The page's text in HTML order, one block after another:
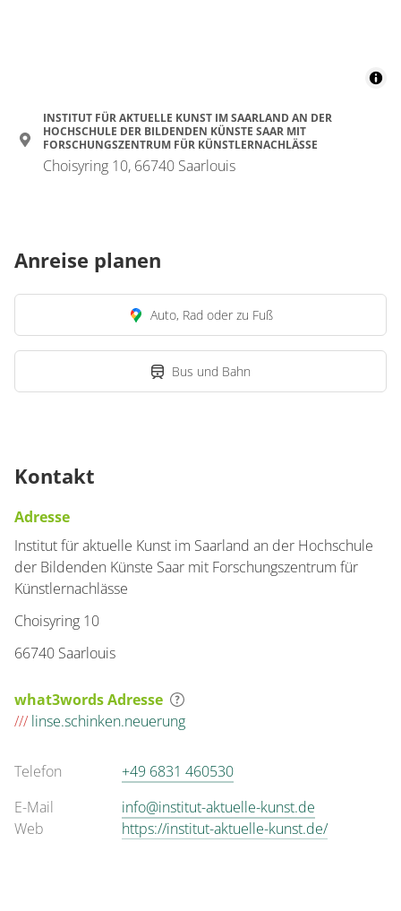
INSTITUT FÜR AKTUELLE KUNST IM SAARLAND AN DER
HOCHSCHULE DER BILDENDEN KÜNSTE SAAR MIT
FORSCHUNGSZENTRUM FÜR KÜNSTLERNACHLÄSSE
Choisyring 10, 66740 Saarlouis
Anreise planen
Auto, Rad oder zu Fuß
Bus und Bahn
Kontakt
Adresse
Institut für aktuelle Kunst im Saarland an der Hochschule
der Bildenden Künste Saar mit Forschungszentrum für
Künstlernachlässe
Choisyring 10
66740 Saarlouis
what3words Adresse
/// linse.schinken.neuerung
Telefon
+49 6831 460530
E-Mail
info@institut-aktuelle-kunst.de
Web
https://institut-aktuelle-kunst.de/